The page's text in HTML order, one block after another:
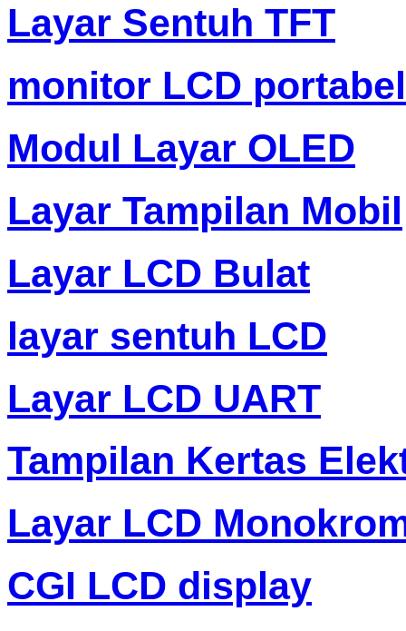
Layar Sentuh TFT
monitor LCD portabel
Modul Layar OLED
Layar Tampilan Mobil
Layar LCD Bulat
layar sentuh LCD
Layar LCD UART
Tampilan Kertas
Layar LCD
CGI LCD display